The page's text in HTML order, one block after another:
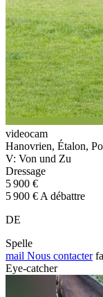
videocam
Hanovrien, Étalon,
V: Von und Zu
Dressage
5 900 €
5 900 € A débattre
DE
Spelle
mail Nous contacter
Eye-catcher